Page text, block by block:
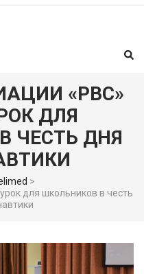
«РВС»
ДЛЯ
ЧЕСТЬ ДНЯ
>
для школьников в честь